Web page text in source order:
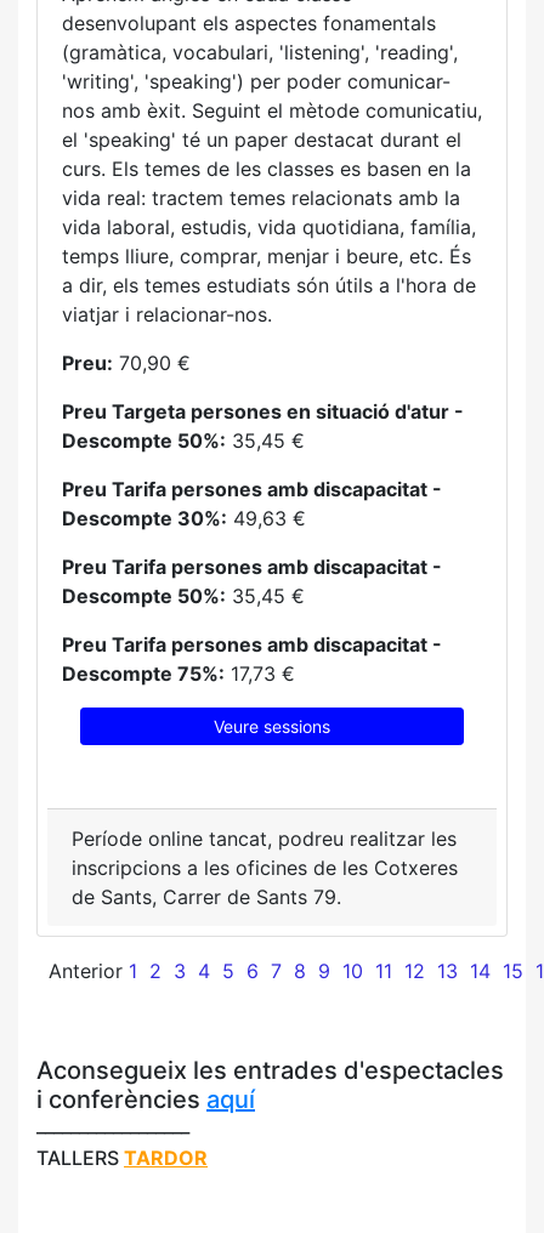
desenvolupant els aspectes fonamentals
(gramàtica, vocabulari, 'listening', 'reading',
'writing', 'speaking') per poder comunicar-
nos amb èxit. Seguint el mètode comunicatiu,
el 'speaking' té un paper destacat durant el
curs. Els temes de les classes es basen en la
vida real: tractem temes relacionats amb la
vida laboral, estudis, vida quotidiana, família,
temps lliure, comprar, menjar i beure, etc. És
a dir, els temes estudiats són útils a l'hora de
viatjar i relacionar-nos.
Preu: 70,90 €
Preu Targeta persones en situació d'atur -
Descompte 50%: 35,45 €
Preu Tarifa persones amb discapacitat -
Descompte 30%: 49,63 €
Preu Tarifa persones amb discapacitat -
Descompte 50%: 35,45 €
Preu Tarifa persones amb discapacitat -
Descompte 75%: 17,73 €
Veure sessions
Període online tancat, podreu realitzar les
inscripcions a les oficines de les Cotxeres
de Sants, Carrer de Sants 79.
Anterior 1 2 3 4 5 6 7 8 9 10 11 12 13 14 15
Aconsegueix les entrades d'espectacles
i conferències aquí
TALLERS TARDOR